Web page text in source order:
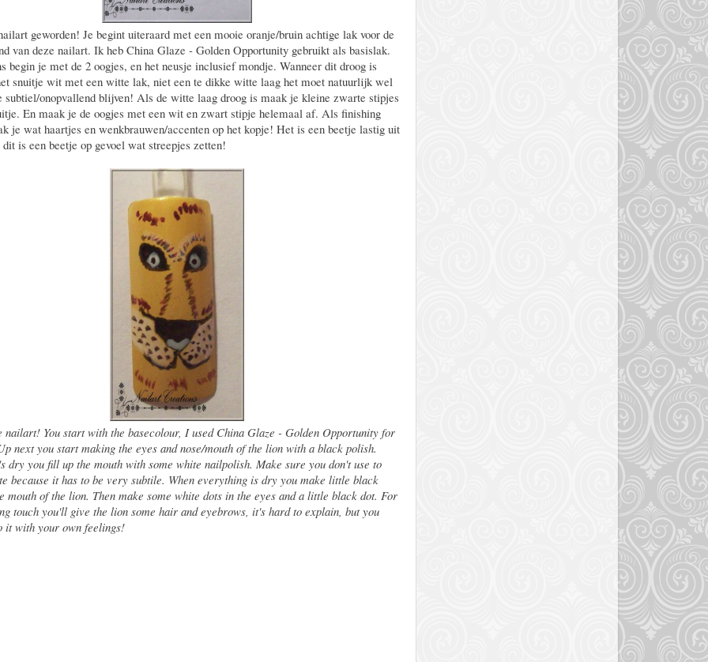
geworden! Je begint uiteraard met een mooie oranje/bruin achtige lak voor de
van deze nailart. Ik heb China Glaze - Golden Opportunity gebruikt als basislak.
begin je met de 2 oogjes, en het neusje inclusief mondje. Wanneer dit droog is
snuitje wit met een witte lak, niet een te dikke witte laag het moet natuurlijk wel
subtiel/onopvallend blijven! Als de witte laag droog is maak je kleine zwarte stipjes
En maak je de oogjes met een wit en zwart stipje helemaal af. Als finishing
je wat haartjes en wenkbrauwen/accenten op het kopje! Het is een beetje lastig uit
is een beetje op gevoel wat streepjes zetten!
nailart! You start with the basecolour, I used China Glaze - Golden Opportunity for
next you start making the eyes and nose/mouth of the lion with a black polish.
dry you fill up the mouth with some white nailpolish. Make sure you don't use to
because it has to be very subtile. When everything is dry you make little black
mouth of the lion. Then make some white dots in the eyes and a little black dot. For
touch you'll give the lion some hair and eyebrows, it's hard to explain, but you
it with your own feelings!